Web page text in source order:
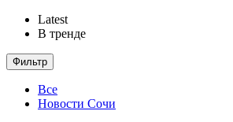
Latest
В тренде
Фильтр
Все
Новости Сочи